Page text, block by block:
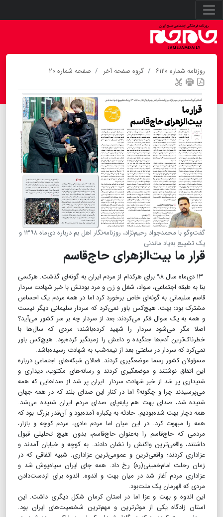
روزنامه شماره ۶۱۲۰ گروه صفحه آخر صفحه شماره ۲۰
گفت‌‌وگو با محمدجواد رحیم‌نژاد، روزنامه‌نگار اهل بم درباره دی‌ماه ۱۳۹۸ و
یک تشییع به‌یاد ماندنی
قرار ما بیت‌الزهرای حاج‌قاسم
۱۳ دی‌ماه سال ۹۸ برای هرکدام از مردم ایران به‌ گونه‌ای گذشت. هرکسی
بنا به طبقه اجتماعی، سواد، شغل و زن و مرد بودنش با خبر شهادت سردار
قاسم سلیمانی به گونه‌ای خاص برخورد کرد اما در همه مردم یک احساس
مشترک بود: بهت. هیچ‌کس باور نمی‌کرد که سردار سلیمانی دیگر نیست
و همه به یک سوال فکر می‌کردند: بعد از سردار چه بر سر کشور می‌آید؟
اصلا مگر می‌شود سردار را شهید کرده‌باشند؛ مردی که سال‌ها با
خطرناک‌ترین آدم‌ها جنگیده و داعش را زمینگیر کرده‌بود. هیچ‌کس باور
نمی‌کرد که سردار در ساعتی بعد از نیمه‌شب به شهادت رسیده‌باشد.
مسؤولان کشور رسما موضعگیری کردند. فعالان شبکه‌های اجتماعی درباره
این اتفاق نوشتند و موضعگیری کردند و رسانه‌های مکتوب، دیداری و
شنیداری پر شد از خبر شهادت سردار. ایران پر شد از صدا‌هایی که همه
می‌پرسیدند چرا و چگونه؟ اما در کنار این صدای بلند که در همه جهان
شنیده شد، صدای بهت هم پابه‌پای صدای مردم ایران شنیده می‌شد.
همه دچار بهت شده‌بودیم. حادثه به یکباره آمده‌بود و آن‌قدر بزرگ بود که
همه را مبهوت کرد. در این میان اما مردم عادی، مردم کوچه و بازار،
مردمی که حاج‌قاسم را به‌عنوان حاج‌قاسم، بدون هیچ تحلیلی قبول
داشتند، واقعی‌ترین واکنش را نشان دادند. به کوچه و خیابان آمدند و
عزاداری کردند؛ واقعی‌ترین و عمومی‌ترین عزاداری. شبیه اتفاقی که در
زمان رحلت امام‌خمینی(ره) رخ داد. همه جای ایران سیاه‌پوش شد و
عزاداری مردم آغاز شد در میان بهت و اندوه. اندوه برای ازدست‌دادن
مردی که قهرمان یک ملت‌بود.
این اندوه و بهت و عزا اما در استان کرمان شکل دیگری داشت. این
استان زادگاه یکی از موثرترین و مهم‌ترین شخصیت‌های ایران بود.